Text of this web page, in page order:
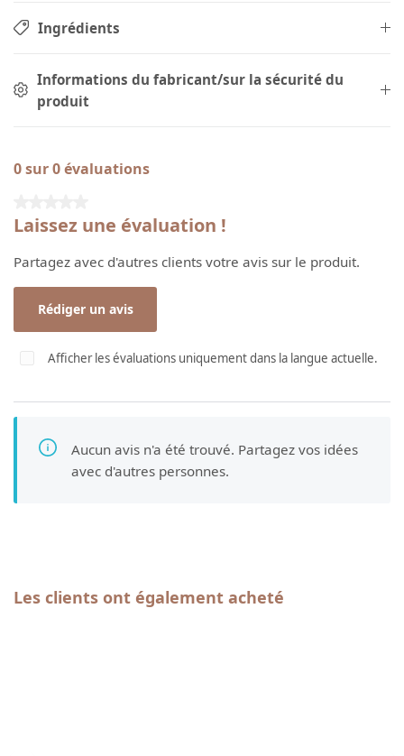
Ingrédients
Informations du fabricant/sur la sécurité du
produit
0 sur 0 évaluations
Laissez une évaluation !
Partagez avec d'autres clients votre avis sur le produit.
Rédiger un avis
Afficher les évaluations uniquement dans la langue actuelle.
Aucun avis n'a été trouvé. Partagez vos idées
avec d'autres personnes.
Ignorer la galerie de produits
Les clients ont également acheté